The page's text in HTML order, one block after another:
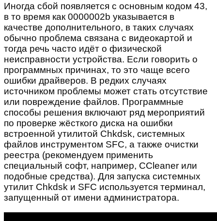
Иногда сбой появляется с основным кодом 43,
в то время как 0000002b указывается в
качестве дополнительного, в таких случаях
обычно проблема связана с видеокартой и
тогда речь часто идёт о физической
неисправности устройства. Если говорить о
программных причинах, то это чаще всего
ошибки драйверов. В редких случаях
источником проблемы может стать отсутствие
или повреждение файлов. Программные
способы решения включают ряд мероприятий
по проверке жёсткого диска на ошибки
встроенной утилитой Chkdsk, системных
файлов инструментом SFC, а также очистки
реестра (рекомендуем применить
специальный софт, например, CCleaner или
подобные средства). Для запуска системных
утилит Chkdsk и SFC используется терминал,
запущенный от имени администратора.